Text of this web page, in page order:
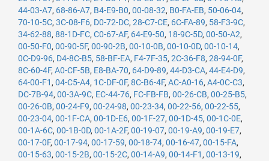
44-03-A7, 68-86-A7, B4-E9-B0, 00-08-32, B0-FA-EB, 50-06-04,
70-10-5C, 3C-08-F6, D0-72-DC, 28-C7-CE, 6C-FA-89, 58-F3-9C,
34-62-88, 88-1D-FC, C0-67-AF, 64-E9-50, 18-9C-5D, 00-50-A2,
00-50-F0, 00-90-5F, 00-90-2B, 00-10-0B, 00-10-0D, 00-10-14,
0C-D9-96, D4-8C-B5, 58-BF-EA, F4-7F-35, 2C-36-F8, 28-94-0F,
8C-60-4F, A0-CF-5B, E8-BA-70, 64-D9-89, 44-D3-CA, 44-E4-D9,
64-00-F1 , 04-C5-A4, 1C-DF-0F, 8C-B6-4F, AC-A0-16, A4-0C-C3,
DC-7B-94, 00-3A-9C, EC-44-76, FC-FB-FB, 00-26-CB, 00-25-B5,
00-26-0B, 00-24-F9, 00-24-98, 00-23-34, 00-22-56, 00-22-55,
00-23-04, 00-1F-CA, 00-1D-E6, 00-1F-27, 00-1D-45, 00-1C-0E,
00-1A-6C, 00-1B-0D, 00-1A-2F, 00-19-07, 00-19-A9, 00-19-E7,
00-17-0F, 00-17-94, 00-17-59, 00-18-74, 00-16-47, 00-15-FA,
00-15-63, 00-15-2B, 00-15-2C, 00-14-A9, 00-14-F1 , 00-13-19,